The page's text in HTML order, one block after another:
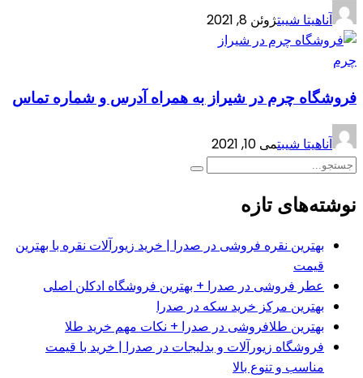
آناهیتا شیبتژوئن 8, 2021
چرم
فروشگاه چرم در شیراز به همراه آدرس و شماره تماس
آناهیتا شیبتمی 10, 2021
نوشته‌های تازه
بهترین نقره فروشی در صدرا | خرید زیورآلات نقره با بهترین
قیمت
عطر فروشی در صدرا + بهترین فروشگاه ادکلن اصلی
بهترین مرکز خرید سکه در صدرا
بهترین طلافروشی در صدرا + نکات مهم خرید طلا
فروشگاه زیورآلات و بدلیجات در صدرا | خرید با قیمت
مناسب و تنوع بالا